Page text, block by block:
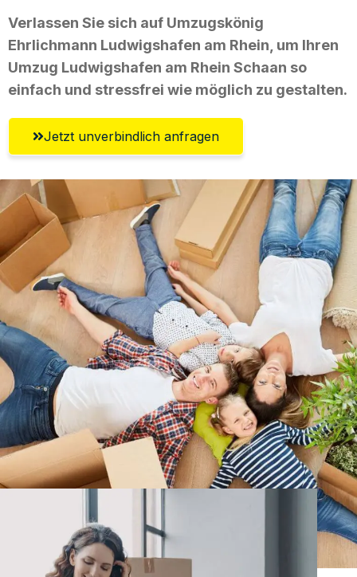
Verlassen Sie sich auf Umzugskönig
Ehrlichmann Ludwigshafen am Rhein, um Ihren
Umzug Ludwigshafen am Rhein Schaan so
einfach und stressfrei wie möglich zu gestalten.
Jetzt unverbindlich anfragen